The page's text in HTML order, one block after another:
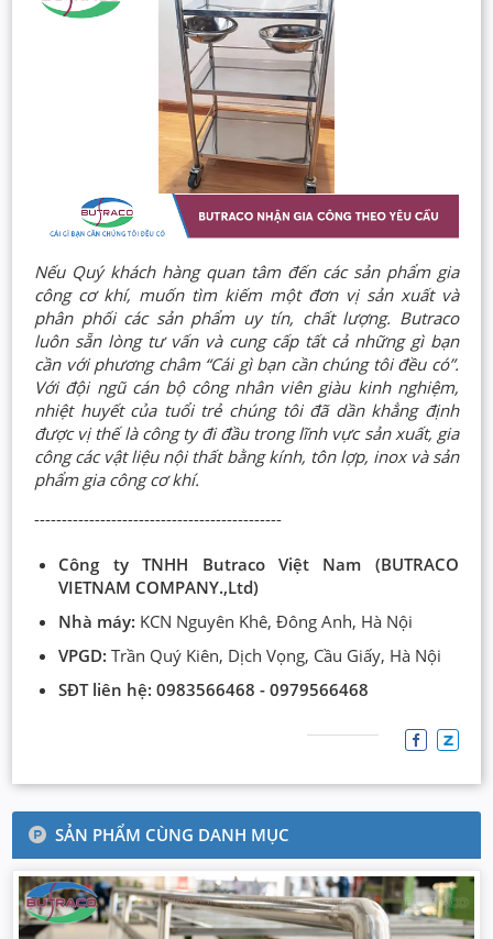
Nếu Quý khách hàng quan tâm đến các sản phẩm gia
công cơ khí, muốn tìm kiếm một đơn vị sản xuất và
phân phối các sản phẩm uy tín, chất lượng. Butraco
luôn sẵn lòng tư vấn và cung cấp tất cả những gì bạn
cần với phương châm “Cái gì bạn cần chúng tôi đều có”.
Với đội ngũ cán bộ công nhân viên giàu kinh nghiệm,
nhiệt huyết của tuổi trẻ chúng tôi đã dần khẳng định
được vị thế là công ty đi đầu trong lĩnh vực sản xuất, gia
công các vật liệu nội thất bằng kính, tôn lợp, inox và sản
phẩm gia công cơ khí.
---------------------------------------------
Công ty TNHH Butraco Việt Nam (BUTRACO
VIETNAM COMPANY.,Ltd)
Nhà máy: KCN Nguyên Khê, Đông Anh, Hà Nội
VPGD:Trần Quý Kiên, Dịch Vọng, Cầu Giấy, Hà Nội
SĐT liên hệ: 0983566468 - 0979566468
SẢN PHẨM CÙNG DANH MỤC